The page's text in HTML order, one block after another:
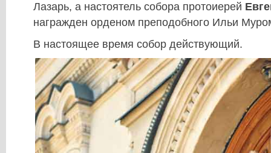
Лазарь, а настоятель собора протоиерей
награжден орденом преподобного Ильи
В настоящее время собор действующий.